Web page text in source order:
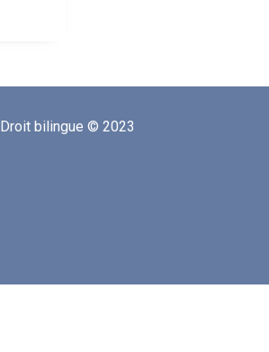
Droit bilingue © 2023